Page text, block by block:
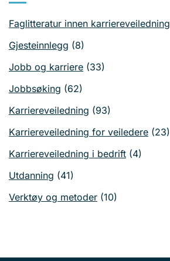
Faglitteratur innen karriereveiledning
Gjesteinnlegg (8)
Jobb og karriere (33)
Jobbsøking (62)
Karriereveiledning (93)
Karriereveiledning for veiledere (23)
Karriereveiledning i bedrift (4)
Utdanning (41)
Verktøy og metoder (10)